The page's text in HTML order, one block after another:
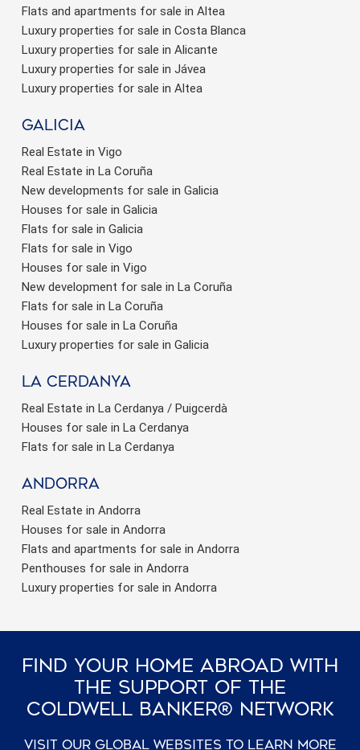
Flats and apartments for sale in Altea
Luxury properties for sale in Costa Blanca
Luxury properties for sale in Alicante
Luxury properties for sale in Jávea
Luxury properties for sale in Altea
Galicia
Real Estate in Vigo
Real Estate in La Coruña
New developments for sale in Galicia
Houses for sale in Galicia
Flats for sale in Galicia
Flats for sale in Vigo
Houses for sale in Vigo
New development for sale in La Coruña
Flats for sale in La Coruña
Houses for sale in La Coruña
Luxury properties for sale in Galicia
La Cerdanya
Real Estate in La Cerdanya / Puigcerdà
Houses for sale in La Cerdanya
Flats for sale in La Cerdanya
Andorra
Real Estate in Andorra
Houses for sale in Andorra
Flats and apartments for sale in Andorra
Penthouses for sale in Andorra
Luxury properties for sale in Andorra
Find Your Home Abroad With
The Support Of The
Coldwell Banker® Network
Visit our global websites to learn more